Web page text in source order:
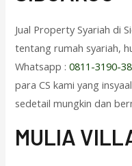
Jual Property Syariah di
tentang rumah syariah,
Whatsapp :0811-3190-
para CS kami yang
sedetail mungkin dan
MULIA